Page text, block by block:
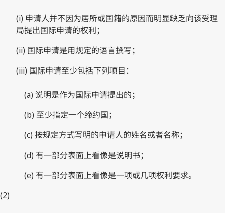
(i) 申请人并不因为居所或国籍的原因而明显缺乏向该受理
局提出国际申请的权利；
(ii) 国际申请是用规定的语言撰写；
(iii) 国际申请至少包括下列项目：
(a) 说明是作为国际申请提出的；
(b) 至少指定一个缔约国；
(c) 按规定方式写明的申请人的姓名或者名称；
(d) 有一部分表面上看像是说明书；
(e) 有一部分表面上看像是一项或几项权利要求。
(2)